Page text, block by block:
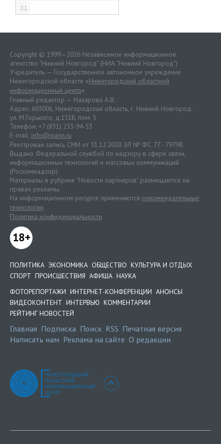
31
Copyright © 1999—2026 Независимое информационное
агентство "Нижний Новгород" (НИА "Нижний Новгород")
Учредитель — Государственное автономное учреждение
Нижегородской области «Нижегородский областной
информационный центр»
Главный редактор — Назарова А.В.
Адрес: 603006, Нижегородская область, г. Нижний Новгород.
ул. М.Горького, д.151Б, пом. 5
Телефон: +7 (831) 233-94-53
E-mail: info@niann.ru
Реестровая запись СМИ от 31.12.2020 ЭЛ № ФС 77 - 79798.
Выдано Федеральной службой по надзору в сфере связи,
информационных технологий и массовых коммуникаций
(Роскомнадзор).
Материалы в рубрике "Новости партнеров" размещаются на
правах рекламы.
На информационном ресурсе применяются рекомендательные
технологии.
Политика конфиденциальности
18+
ПОЛИТИКА ЭКОНОМИКА ОБЩЕСТВО КУЛЬТУРА И ОТДЫХ
СПОРТ ПРОИСШЕСТВИЯ АФИША НАУКА
ФОТОРЕПОРТАЖИ ИНТЕРНЕТ-КОНФЕРЕНЦИИ АНОНСЫ
ВИДЕОКОНТЕНТ ИНТЕРВЬЮ КОММЕНТАРИИ
РЕЙТИНГ НОВОСТЕЙ
Главная Подписка Поиск RSS Печатная версия
Написать нам Реклама на сайте О редакции